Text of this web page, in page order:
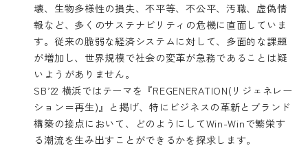
壊、生物多様性の損失、不平等、不公平、汚職、虚偽情
報など、多くのサステナビリティの危機に直面していま
す。従来の脆弱な経済システムに対して、多面的な課題
が増加し、世界規模で社会の変革が急務であることは疑
いようがありません。
SB’22 横浜ではテーマを『REGENERATION(リジェネレー
ション＝再生)』と掲げ、特にビジネスの革新とブランド
構築の接点において、どのようにしてWin-Winで繁栄す
る潮流を生み出すことができるかを探求します。